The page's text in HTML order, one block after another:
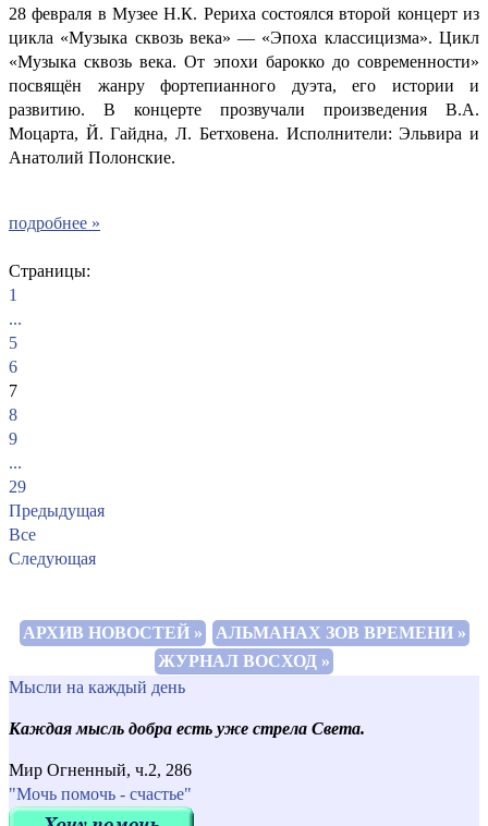
28 февраля в Музее Н.К. Рериха состоялся второй концерт из
цикла «Музыка сквозь века» — «Эпоха классицизма». Цикл
«Музыка сквозь века. От эпохи барокко до современности»
посвящён жанру фортепианного дуэта, его истории и
развитию. В концерте прозвучали произведения В.А.
Моцарта, Й. Гайдна, Л. Бетховена. Исполнители: Эльвира и
Анатолий Полонские.
подробнее »
Страницы:
1
...
5
6
7
8
9
...
29
Предыдущая
Все
Следующая
АРХИВ НОВОСТЕЙ »
АЛЬМАНАХ ЗОВ ВРЕМЕНИ »
ЖУРНАЛ ВОСХОД »
Мысли на каждый день
Каждая мысль добра есть уже стрела Света.
Мир Огненный, ч.2, 286
"Мочь помочь - счастье"